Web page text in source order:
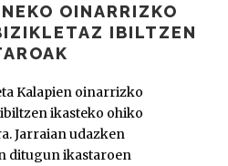
OINARRIZKO
IBILTZEN
Kalapien oinarrizko
ikasteko ohiko
Jarraian udazken
ditugun ikastaroen